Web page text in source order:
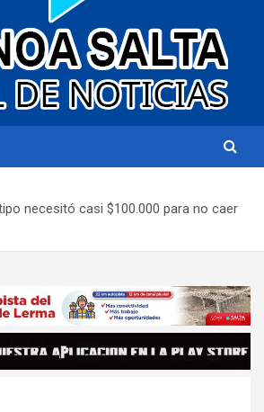
necesitó casi $100.000 para no caer